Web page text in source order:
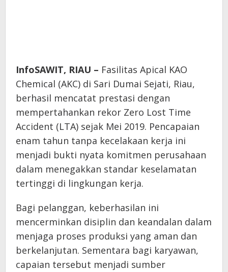
InfoSAWIT, RIAU – Fasilitas Apical KAO
Chemical (AKC) di Sari Dumai Sejati, Riau,
berhasil mencatat prestasi dengan
mempertahankan rekor Zero Lost Time
Accident (LTA) sejak Mei 2019. Pencapaian
enam tahun tanpa kecelakaan kerja ini
menjadi bukti nyata komitmen perusahaan
dalam menegakkan standar keselamatan
tertinggi di lingkungan kerja.
Bagi pelanggan, keberhasilan ini
mencerminkan disiplin dan keandalan dalam
menjaga proses produksi yang aman dan
berkelanjutan. Sementara bagi karyawan,
capaian tersebut menjadi sumber